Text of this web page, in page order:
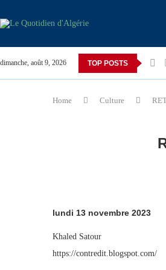
dimanche, août 9, 2026 TOP POSTS
Home Culture
lundi 13 novembre 2023
Khaled Satour
https://contredit.blogspot.com/